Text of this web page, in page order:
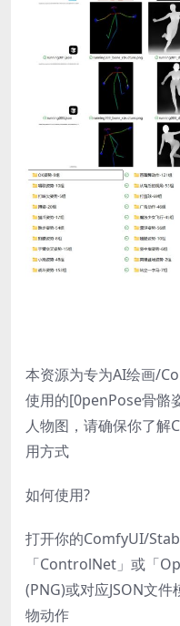
本资源为专为AI绘画/
使用的[0penPose骨骼
人物图，请确保你了
用方式
如何使用?
打开你的ComfyUI/
「ControlNet」或「
(PNG)或对应JSON文
物动作